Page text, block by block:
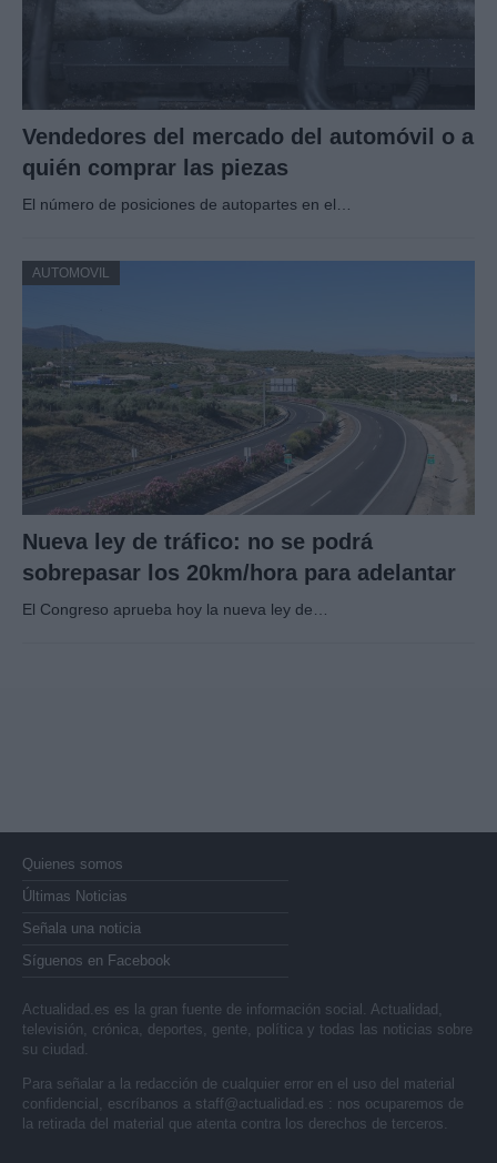
Vendedores del mercado del automóvil o a
quién comprar las piezas
El número de posiciones de autopartes en el…
AUTOMOVIL
Nueva ley de tráfico: no se podrá
sobrepasar los 20km/hora para adelantar
El Congreso aprueba hoy la nueva ley de…
Quienes somos
Últimas Noticias
Señala una noticia
Síguenos en Facebook
Actualidad.es es la gran fuente de información social. Actualidad,
televisión, crónica, deportes, gente, política y todas las noticias sobre
su ciudad.
Para señalar a la redacción de cualquier error en el uso del material
confidencial, escríbanos a staff@actualidad.es : nos ocuparemos de
la retirada del material que atenta contra los derechos de terceros.